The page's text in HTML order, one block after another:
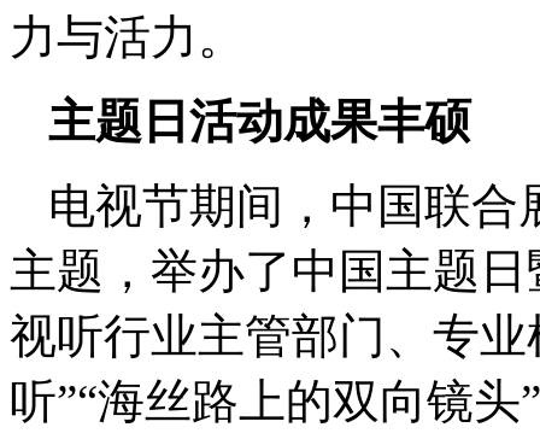
力与活力。
主题日活动成果丰硕
电视节期间，中国联合
主题，举办了中国主题
视听行业主管部门、专
听”“海丝路上的双向镜